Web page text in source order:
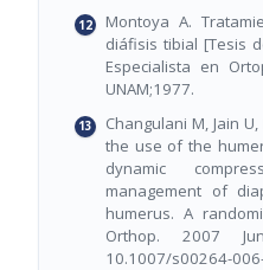
Montoya A.
diáfisis tibial [Tesis
Especialista en
UNAM;1977.
Changulani M, Jain
the use of the
dynamic
management of
humerus. A
Orthop. 2007
10.1007/s00264-